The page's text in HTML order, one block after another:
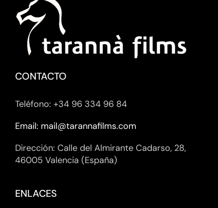
CONTACTO
Teléfono: +34 96 334 96 84
Email: mail@tarannafilms.com
Dirección: Calle del Almirante Cadarso, 28,
46005 Valencia (España)
ENLACES